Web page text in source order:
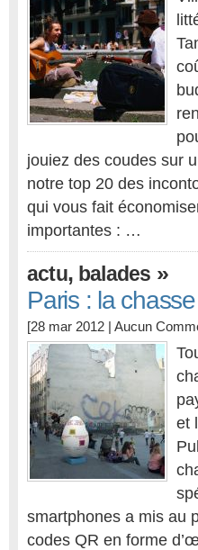
jouiez des coudes sur
notre top 20 des
qui vous fait
importantes : …
actu, balades »
Paris : la
[28 mar 2012 | Aucun
et
smartphones a mis au
codes QR en forme